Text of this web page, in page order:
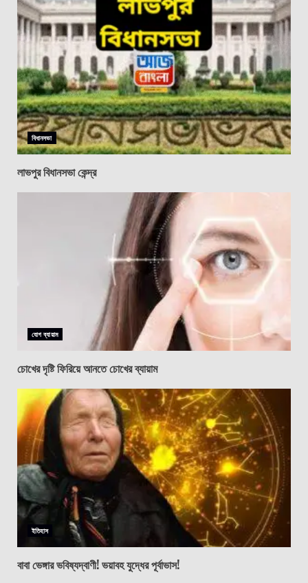
বিধানসভা
লাভপুর বিধানসভা কেন্দ্র
যোগ ব্যায়াম
চোখের দৃষ্টি ফিরিয়ে আনতে চোখের ব্যায়াম
ইতিহাস
বাবা ভেঙ্গার ভবিষ্যদ্বাণী! ভয়াবহ যুদ্ধের পূর্বাভাস!